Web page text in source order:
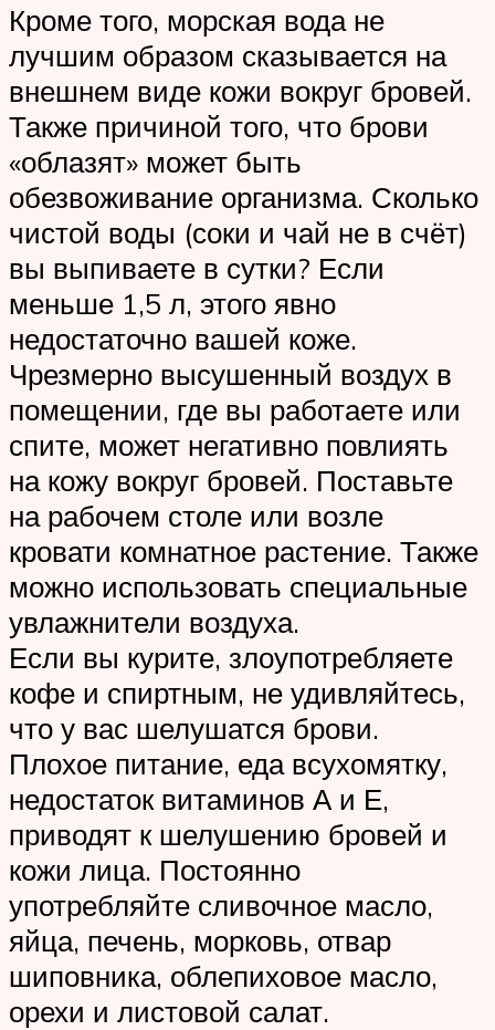
Кроме того, морская вода не
лучшим образом сказывается на
внешнем виде кожи вокруг бровей.
Также причиной того, что брови
«облазят» может быть
обезвоживание организма. Сколько
чистой воды (соки и чай не в счёт)
вы выпиваете в сутки? Если
меньше 1,5 л, этого явно
недостаточно вашей коже.
Чрезмерно высушенный воздух в
помещении, где вы работаете или
спите, может негативно повлиять
на кожу вокруг бровей. Поставьте
на рабочем столе или возле
кровати комнатное растение. Также
можно использовать специальные
увлажнители воздуха.
Если вы курите, злоупотребляете
кофе и спиртным, не удивляйтесь,
что у вас шелушатся брови.
Плохое питание, еда всухомятку,
недостаток витаминов А и Е,
приводят к шелушению бровей и
кожи лица. Постоянно
употребляйте сливочное масло,
яйца, печень, морковь, отвар
шиповника, облепиховое масло,
орехи и листовой салат.